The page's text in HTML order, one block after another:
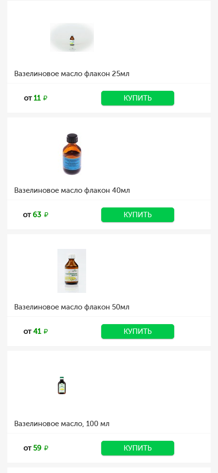
Вазелиновое масло флакон 25мл
от11 КУПИТЬ
Вазелиновое масло флакон 40мл
от63 КУПИТЬ
Вазелиновое масло флакон 50мл
от41 КУПИТЬ
Вазелиновое масло, 100 мл
от59 КУПИТЬ